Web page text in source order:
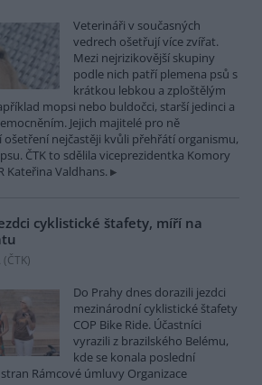
Veterináři v současných
vedrech ošetřují více zvířat.
Mezi nejrizikovější skupiny
podle nich patří plemena psů s
krátkou lebkou a zploštělým
mopsi nebo buldočci, starší jedinci a
Jejich majitelé pro ně
nejčastěji kvůli přehřátí organismu,
ČTK to sdělila viceprezidentka Komory
Kateřina Valdhans.
cyklistické štafety, míří na
(ČTK)
Do Prahy dnes dorazili jezdci
mezinárodní cyklistické štafety
COP Bike Ride. Účastníci
vyrazili z brazilského Belému,
kde se konala poslední
Rámcové úmluvy Organizace